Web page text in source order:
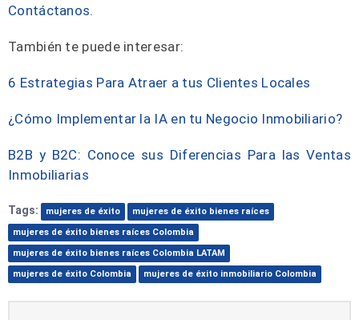
Contáctanos.
También te puede interesar:
6 Estrategias Para Atraer a tus Clientes Locales
¿Cómo Implementar la IA en tu Negocio Inmobiliario?
B2B y B2C: Conoce sus Diferencias Para las Ventas
Inmobiliarias
Tags: mujeres de éxito
mujeres de éxito bienes raíces
mujeres de éxito bienes raíces Colombia
mujeres de éxito bienes raíces Colombia LATAM
mujeres de éxito Colombia
mujeres de éxito inmobiliario Colombia